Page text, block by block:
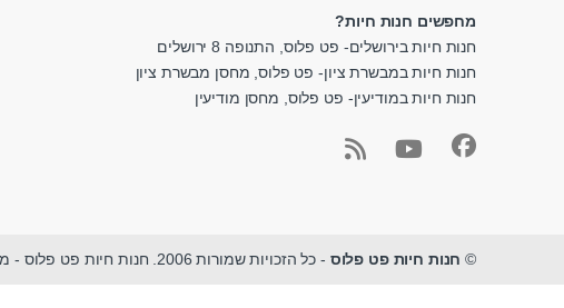
מחפשים חנות חיות?
חנות חיות בירושלים- פט פלוס, התנופה 8 ירושלים
חנות חיות במבשרת ציון- פט פלוס, מחסן מבשרת ציון
חנות חיות במודיעין- פט פלוס, מחסן מודיעין
© חנות חיות פט פלוס - כל הזכויות שמורות 2006. חנות חיות פט פלוס - מגוון ציוד לחיות מחמד במקום אחד.